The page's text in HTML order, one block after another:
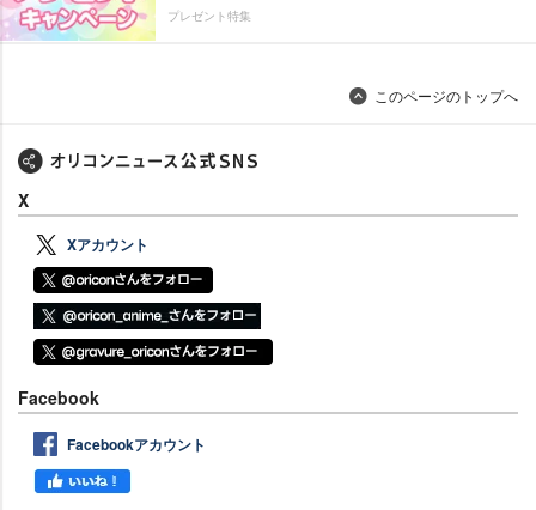
プレゼント特集
このページのトップへ
X
Xアカウント
Facebook
Facebookアカウント